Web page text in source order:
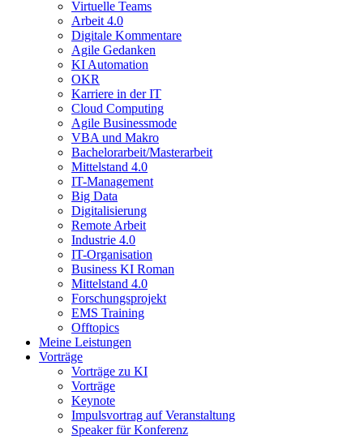
Virtuelle Teams
Arbeit 4.0
Digitale Kommentare
Agile Gedanken
KI Automation
OKR
Karriere in der IT
Cloud Computing
Agile Businessmode
VBA und Makro
Bachelorarbeit/Masterarbeit
Mittelstand 4.0
IT-Management
Big Data
Digitalisierung
Remote Arbeit
Industrie 4.0
IT-Organisation
Business KI Roman
Mittelstand 4.0
Forschungsprojekt
EMS Training
Offtopics
Meine Leistungen
Vorträge
Vorträge zu KI
Vorträge
Keynote
Impulsvortrag auf Veranstaltung
Speaker für Konferenz